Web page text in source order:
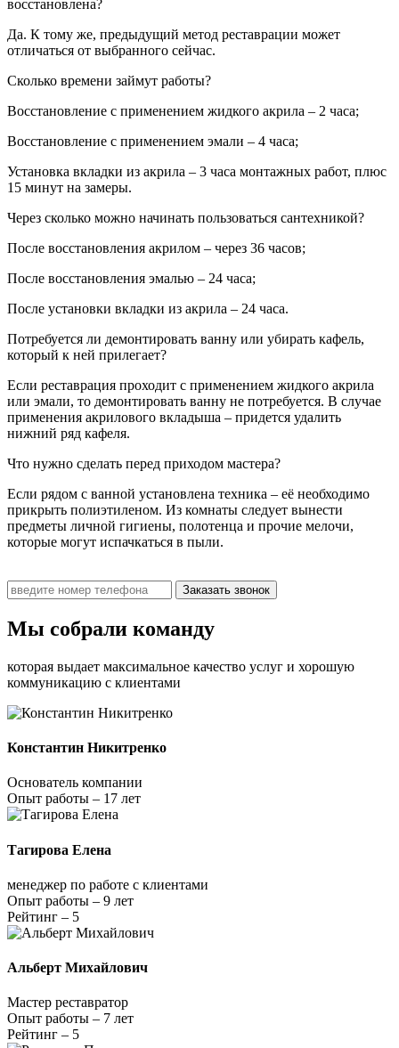
восстановлена?
Да. К тому же, предыдущий метод реставрации может
отличаться от выбранного сейчас.
Сколько времени займут работы?
Восстановление с применением жидкого акрила – 2 часа;
Восстановление с применением эмали – 4 часа;
Установка вкладки из акрила – 3 часа монтажных работ, плюс
15 минут на замеры.
Через сколько можно начинать пользоваться сантехникой?
После восстановления акрилом – через 36 часов;
После восстановления эмалью – 24 часа;
После установки вкладки из акрила – 24 часа.
Потребуется ли демонтировать ванну или убирать кафель,
который к ней прилегает?
Если реставрация проходит с применением жидкого акрила
или эмали, то демонтировать ванну не потребуется. В случае
применения акрилового вкладыша – придется удалить
нижний ряд кафеля.
Что нужно сделать перед приходом мастера?
Если рядом с ванной установлена техника – её необходимо
прикрыть полиэтиленом. Из комнаты следует вынести
предметы личной гигиены, полотенца и прочие мелочи,
которые могут испачкаться в пыли.
Заказать звонок
Мы собрали команду
которая выдает максимальное качество услуг и хорошую
коммуникацию с клиентами
Константин Никитренко
Основатель компании
Опыт работы – 17 лет
Тагирова Елена
менеджер по работе с клиентами
Опыт работы – 9 лет
Рейтинг – 5
Альберт Михайлович
Мастер реставратор
Опыт работы – 7 лет
Рейтинг – 5